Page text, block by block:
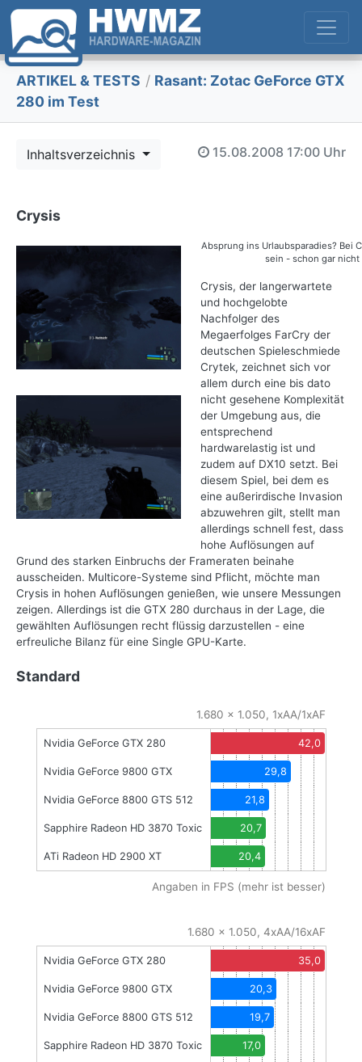
ARTIKEL & TESTS / Rasant: Zotac GeForce GTX
280 im Test
Inhaltsverzeichnis 15.08.2008 17:00 Uhr
Crysis
Absprung ins Urlaubsparadies? Bei
sein - schon gar nicht
Crysis, der langerwartete
und hochgelobte
Nachfolger des
Megaerfolges FarCry der
deutschen Spieleschmiede
Crytek, zeichnet sich vor
allem durch eine bis dato
nicht gesehene Komplexität
der Umgebung aus, die
entsprechend
hardwarelastig ist und
zudem auf DX10 setzt. Bei
diesem Spiel, bei dem es
eine außerirdische Invasion
abzuwehren gilt, stellt man
allerdings schnell fest, dass
hohe Auflösungen auf
Grund des starken Einbruchs der Frameraten beinahe
ausscheiden. Multicore-Systeme sind Pflicht, möchte man
Crysis in hohen Auflösungen genießen, wie unsere Messungen
zeigen. Allerdings ist die GTX 280 durchaus in der Lage, die
gewählten Auflösungen recht flüssig darzustellen - eine
erfreuliche Bilanz für eine Single GPU-Karte.
Standard
1.680 x 1.050, 1xAA/1xAF
Nvidia GeForce GTX 280 42,0
Nvidia GeForce 9800 GTX 29,8
Nvidia GeForce 8800 GTS 512 21,8
Sapphire Radeon HD 3870 Toxic 20,7
ATi Radeon HD 2900 XT 20,4
Angaben in FPS (mehr ist besser)
1.680 x 1.050, 4xAA/16xAF
Nvidia GeForce GTX 280 35,0
Nvidia GeForce 9800 GTX 20,3
Nvidia GeForce 8800 GTS 512 19,7
Sapphire Radeon HD 3870 Toxic 17,0